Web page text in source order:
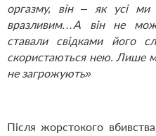
оргазму, він – як усі ми
вразливим… А він не
ставали свідками його
скористаються нею. Лише
не загрожують»
Після жорстокого